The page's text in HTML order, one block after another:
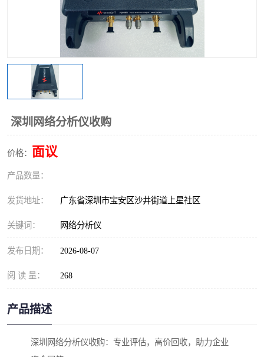
深圳网络分析仪收购
价格： 面议
产品数量：
发货地址： 广东省深圳市宝安区沙井街道上星社区
关键词： 网络分析仪
发布日期： 2026-08-07
阅 读 量： 268
产品描述
深圳网络分析仪收购：专业评估，高价回收，助力企业